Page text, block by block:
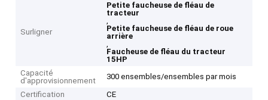
Surligner
Petite faucheuse de fléau de
tracteur
,
Petite faucheuse de fléau de roue
arrière
,
Faucheuse de fléau du tracteur
15HP
Capacité
d'approvisionnement
300 ensembles/ensembles par mois
Certification
CE